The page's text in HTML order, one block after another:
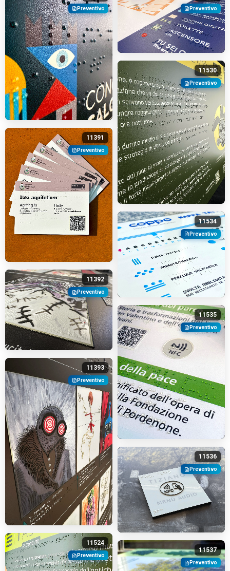
Preventivo
11391
Preventivo
11392
Preventivo
11393
Preventivo
11524
Preventivo
Preventivo
11530
Preventivo
11534
Preventivo
11535
Preventivo
11536
Preventivo
11537
Preventivo